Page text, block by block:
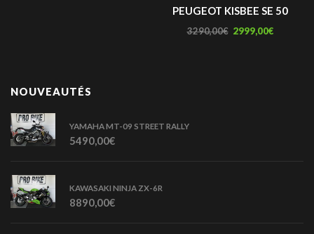
PEUGEOT KISBEE SE 50
3290,00€ 2999,00€
NOUVEAUTÉS
YAMAHA MT-09 STREET RALLY
5490,00€
KAWASAKI NINJA ZX-6R
8890,00€